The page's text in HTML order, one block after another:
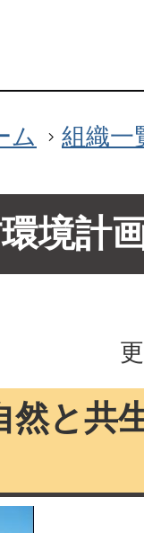
ム 組織一
境計
然と共